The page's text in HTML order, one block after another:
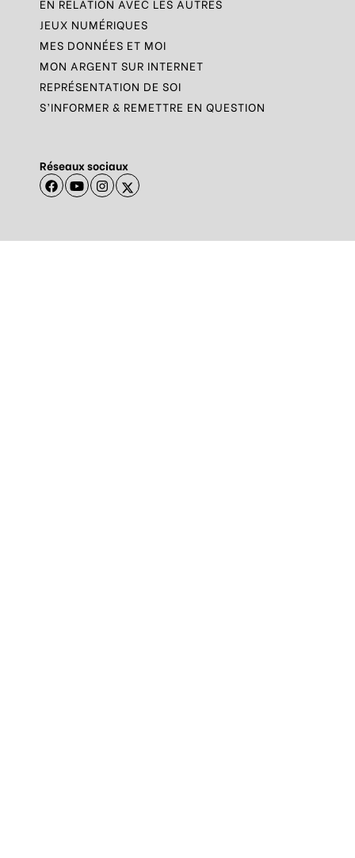
EN RELATION AVEC LES AUTRES
JEUX NUMÉRIQUES
MES DONNÉES ET MOI
MON ARGENT SUR INTERNET
REPRÉSENTATION DE SOI
S’INFORMER & REMETTRE EN QUESTION
Réseaux sociaux